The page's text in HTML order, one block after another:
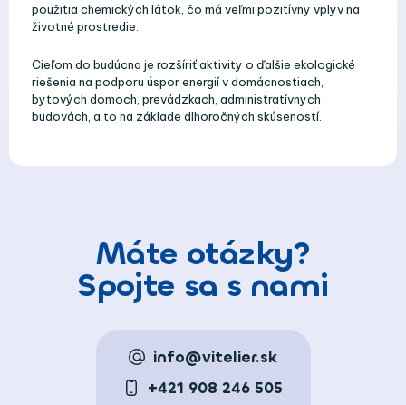
použitia chemických látok, čo má veľmi pozitívny vplyv na
životné prostredie.
Cieľom do budúcna je rozšíriť aktivity o ďalšie ekologické
riešenia na podporu úspor energií v domácnostiach,
bytových domoch, prevádzkach, administratívnych
budovách, a to na základe dlhoročných skúseností.
Máte otázky?
Spojte sa s nami
info@vitelier.sk
+421 908 246 505